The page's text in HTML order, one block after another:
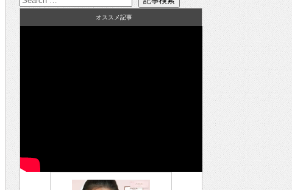
オススメ記事